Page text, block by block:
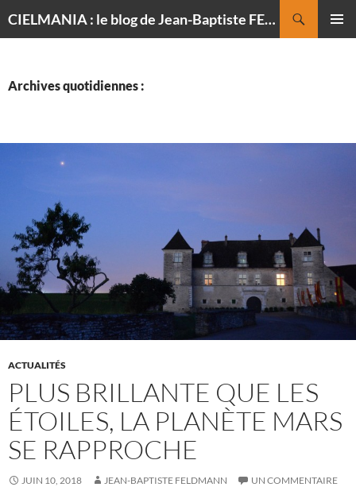
CIELMANIA : le blog de Jean-Baptiste FELDMANN, photographe du ciel
Archives quotidiennes :
ACTUALITÉS
PLUS BRILLANTE QUE LES
ÉTOILES, LA PLANÈTE MARS
SE RAPPROCHE
JUIN 10, 2018 JEAN-BAPTISTE FELDMANN UN COMMENTAIRE